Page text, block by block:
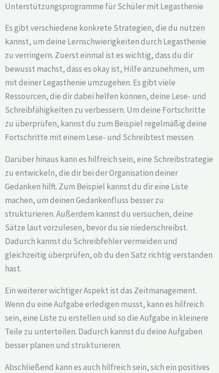
Unterstützungsprogramme für Schüler mit Legasthenie
Es gibt verschiedene konkrete Strategien, die du nutzen
kannst, um deine Lernschwierigkeiten durch Legasthenie
zu verringern. Zuerst einmal ist es wichtig, dass du dir
bewusst machst, dass es okay ist, Hilfe anzunehmen, um
mit deiner Legasthenie umzugehen. Es gibt viele
Ressourcen, die dir dabei helfen können, deine Lese- und
Schreibfähigkeiten zu verbessern. Um deine Fortschritte
zu überprüfen, kannst du zum Beispiel regelmäßig deine
Fortschritte mit einem Lese- und Schreibtest messen.
Darüber hinaus kann es hilfreich sein, eine Schreibstrategie
zu entwickeln, die dir bei der Organisation deiner
Gedanken hilft. Zum Beispiel kannst du dir eine Liste
machen, um deinen Gedankenfluss besser zu
strukturieren. Außerdem kannst du versuchen, deine
Sätze laut vorzulesen, bevor du sie niederschreibst.
Dadurch kannst du Schreibfehler vermeiden und
gleichzeitig überprüfen, ob du den Satz richtig verstanden
hast.
Ein weiterer wichtiger Aspekt ist das Zeitmanagement.
Wenn du eine Aufgabe erledigen musst, kann es hilfreich
sein, eine Liste zu erstellen und so die Aufgabe in kleinere
Teile zu unterteilen. Dadurch kannst du deine Aufgaben
besser planen und strukturieren.
Abschließend kann es auch hilfreich sein, sich ein positives